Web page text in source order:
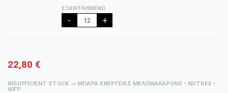
ΕΞΑΝΤΛΗΜΈΝΟ
- +
22,80 €
INSUFFICIENT STOCK → ΜΠΆΡΑ ΕΝΈΡΓΕΙΑΣ ΜΕΛΟΜΑΚΆΡΟΝΟ • NUTREE •
60ΓΡ